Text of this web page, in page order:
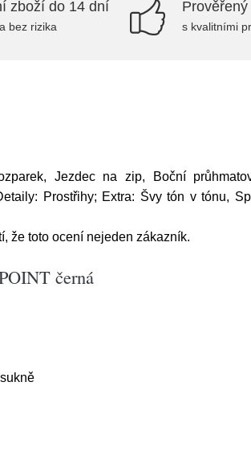
zboží do 14 dní
bez rizika s kvalitními
Jezdec na zip, Boční
Prostřihy; Extra: Švy tón v tónu,
že toto ocení nejeden zákazník.
černá